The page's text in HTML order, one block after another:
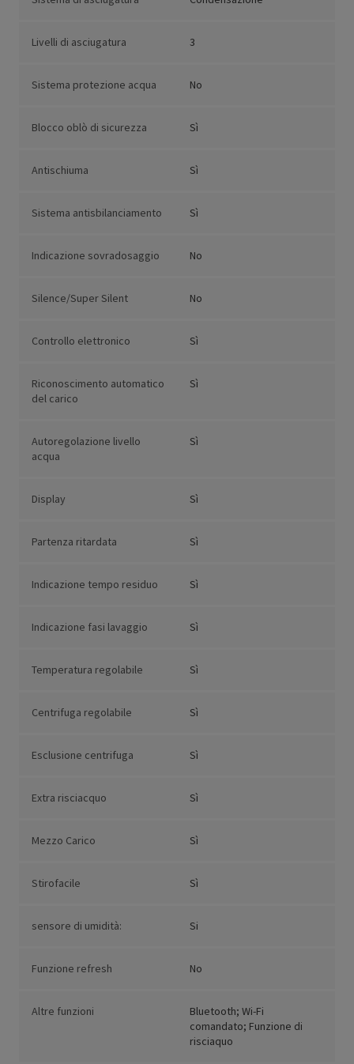
Livelli di asciugatura 3
Sistema protezione acqua No
Blocco oblò di sicurezza Sì
Antischiuma Sì
Sistema antisbilanciamento Sì
Indicazione sovradosaggio No
Silence/Super Silent No
Controllo elettronico Sì
Riconoscimento automatico
del carico
Sì
Autoregolazione livello
acqua
Sì
Display Sì
Partenza ritardata Sì
Indicazione tempo residuo Sì
Indicazione fasi lavaggio Sì
Temperatura regolabile Sì
Centrifuga regolabile Sì
Esclusione centrifuga Sì
Extra risciacquo Sì
Mezzo Carico Sì
Stirofacile Sì
sensore di umidità: Si
Funzione refresh No
Altre funzioni
Bluetooth; Wi-Fi
comandato; Funzione di
risciaquo